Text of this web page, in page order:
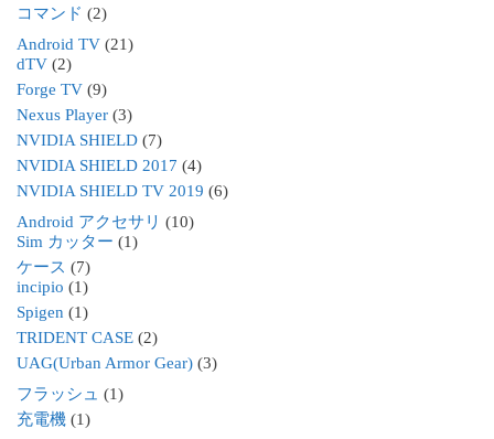
コマンド (2)
Android TV (21)
dTV (2)
Forge TV (9)
Nexus Player (3)
NVIDIA SHIELD (7)
NVIDIA SHIELD 2017 (4)
NVIDIA SHIELD TV 2019 (6)
Android アクセサリ (10)
Sim カッター (1)
ケース (7)
incipio (1)
Spigen (1)
TRIDENT CASE (2)
UAG(Urban Armor Gear) (3)
フラッシュ (1)
充電機 (1)